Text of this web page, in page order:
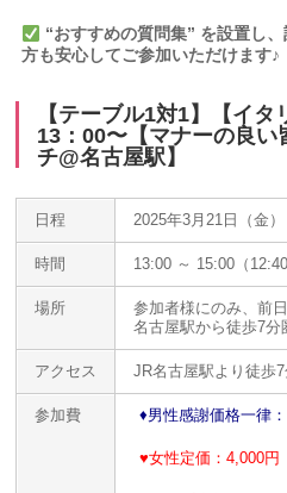
“おすすめの質問集” を設置し
方も安心してご参加いただけます♪
【テーブル1対1】【イタ
13：00〜【マナーの良
チ@名古屋駅】
日程 2025年3月21日（金）
時間 13:00 ～ 15:00（
場所
参加者様にのみ、前
名古屋駅から徒歩7分
アクセス JR名古屋駅より徒歩
参加費 ♦️男性感謝価格一律
♥女性定価：4,000円